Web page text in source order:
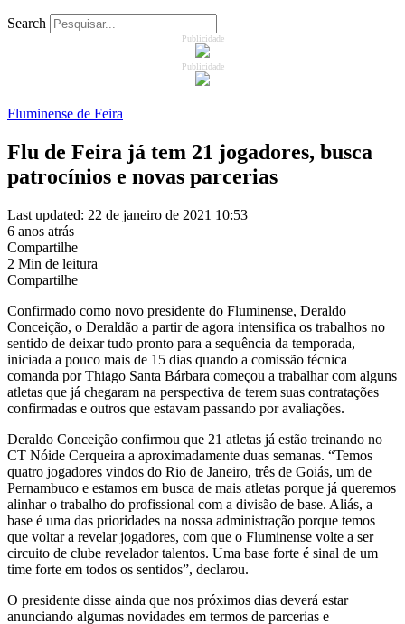
Search
Publicidade
Publicidade
Fluminense de Feira
Flu de Feira já tem 21 jogadores, busca
patrocínios e novas parcerias
Last updated: 22 de janeiro de 2021 10:53
6 anos atrás
Compartilhe
2 Min de leitura
Compartilhe
Confirmado como novo presidente do Fluminense, Deraldo
Conceição, o Deraldão a partir de agora intensifica os trabalhos no
sentido de deixar tudo pronto para a sequência da temporada,
iniciada a pouco mais de 15 dias quando a comissão técnica
comanda por Thiago Santa Bárbara começou a trabalhar com alguns
atletas que já chegaram na perspectiva de terem suas contratações
confirmadas e outros que estavam passando por avaliações.
Deraldo Conceição confirmou que 21 atletas já estão treinando no
CT Nóide Cerqueira a aproximadamente duas semanas. “Temos
quatro jogadores vindos do Rio de Janeiro, três de Goiás, um de
Pernambuco e estamos em busca de mais atletas porque já queremos
alinhar o trabalho do profissional com a divisão de base. Aliás, a
base é uma das prioridades na nossa administração porque temos
que voltar a revelar jogadores, com que o Fluminense volte a ser
circuito de clube revelador talentos. Uma base forte é sinal de um
time forte em todos os sentidos”, declarou.
O presidente disse ainda que nos próximos dias deverá estar
anunciando algumas novidades em termos de parcerias e